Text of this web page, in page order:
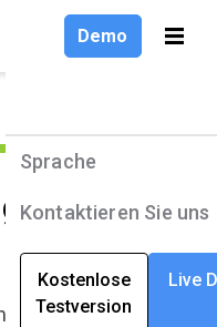
Demo
Produkte
Lösungen
Unternehmen
Ressourcen
Sprache
Deutsch
Sprache
Kontaktieren Sie uns
Kostenlose
Testversion
Live
Demo
Produkte
Lösungen
Unternehmen
Ressourcen
Sprache
English
Deutsch
Français
Sprache
Kontaktieren Sie uns
Kostenlose
Testversion
Live
Sinne des